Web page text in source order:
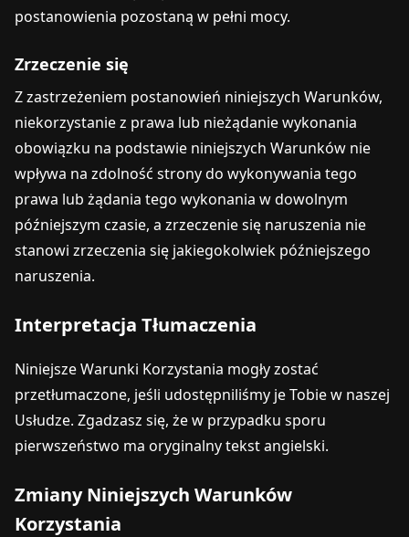
postanowienia pozostaną w pełni mocy.
Zrzeczenie się
Z zastrzeżeniem postanowień niniejszych Warunków,
niekorzystanie z prawa lub nieżądanie wykonania
obowiązku na podstawie niniejszych Warunków nie
wpływa na zdolność strony do wykonywania tego
prawa lub żądania tego wykonania w dowolnym
późniejszym czasie, a zrzeczenie się naruszenia nie
stanowi zrzeczenia się jakiegokolwiek późniejszego
naruszenia.
Interpretacja Tłumaczenia
Niniejsze Warunki Korzystania mogły zostać
przetłumaczone, jeśli udostępniliśmy je Tobie w naszej
Usłudze. Zgadzasz się, że w przypadku sporu
pierwszeństwo ma oryginalny tekst angielski.
Zmiany Niniejszych Warunków
Korzystania